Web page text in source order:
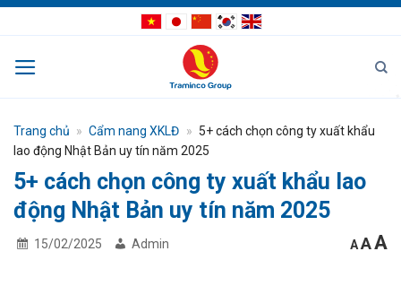
Bỏ
qua
dung
Trang chủ » Cẩm nang XKLĐ » 5+ cách chọn công ty xuất khẩu
lao động Nhật Bản uy tín năm 2025
5+ cách chọn công ty xuất khẩu lao
động Nhật Bản uy tín năm 2025
15/02/2025 Admin Afont
size.
AA